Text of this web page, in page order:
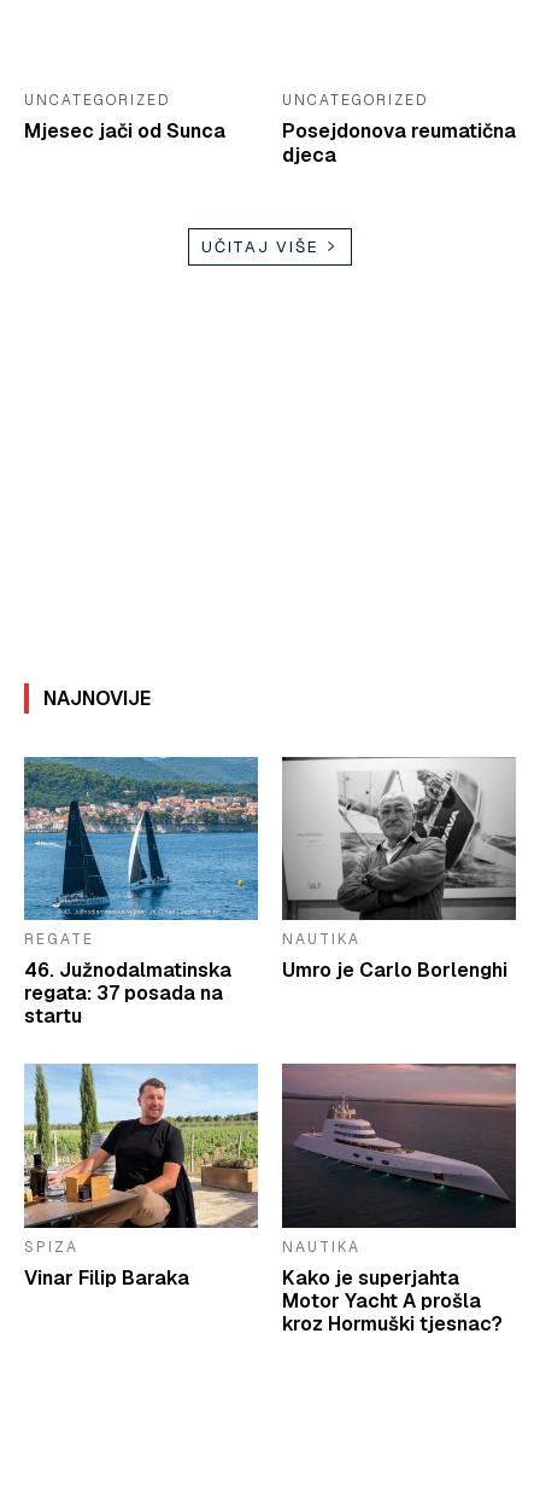
UNCATEGORIZED
Mjesec jači od Sunca
UNCATEGORIZED
Posejdonova reumatična
djeca
UČITAJ VIŠE
NAJNOVIJE
REGATE
46. Južnodalmatinska
regata: 37 posada na
startu
NAUTIKA
Umro je Carlo Borlenghi
SPIZA
Vinar Filip Baraka
NAUTIKA
Kako je superjahta
Motor Yacht A prošla
kroz Hormuški tjesnac?